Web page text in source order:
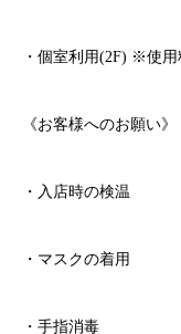
・個室利用(2F) ※使用
《お客様へのお願い》
・入店時の検温
・マスクの着用
・手指消毒